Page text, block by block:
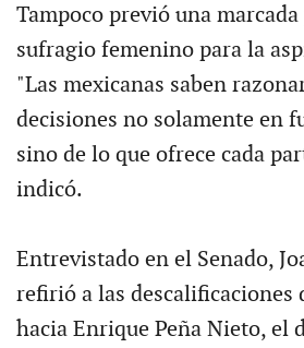
Tampoco previó una
sufragio femenino para la
"Las mexicanas saben
decisiones no solamente en
sino de lo que ofrece cada
indicó.
Entrevistado en el Senado,
refirió a las descalificaciones
hacia Enrique Peña Nieto, el